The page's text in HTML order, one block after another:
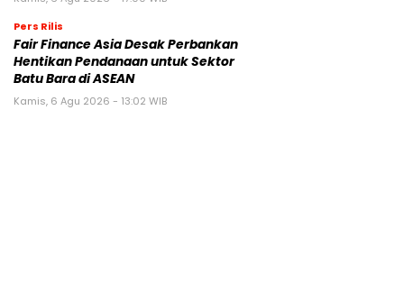
Pers Rilis
Fair Finance Asia Desak Perbankan
Hentikan Pendanaan untuk Sektor
Batu Bara di ASEAN
Kamis, 6 Agu 2026 - 13:02 WIB